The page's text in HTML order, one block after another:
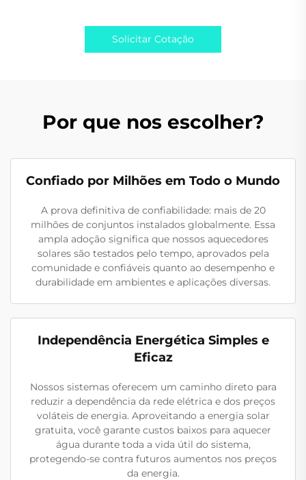
Solicitar Cotação
Por que nos escolher?
Confiado por Milhões em Todo o Mundo
A prova definitiva de confiabilidade: mais de 20
milhões de conjuntos instalados globalmente. Essa
ampla adoção significa que nossos aquecedores
solares são testados pelo tempo, aprovados pela
comunidade e confiáveis quanto ao desempenho e
durabilidade em ambientes e aplicações diversas.
Independência Energética Simples e
Eficaz
Nossos sistemas oferecem um caminho direto para
reduzir a dependência da rede elétrica e dos preços
voláteis de energia. Aproveitando a energia solar
gratuita, você garante custos baixos para aquecer
água durante toda a vida útil do sistema,
protegendo-se contra futuros aumentos nos preços
da energia.